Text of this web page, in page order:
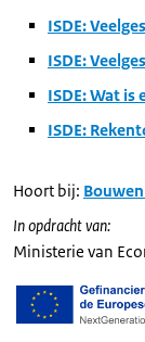
ISDE:
ISDE:
ISDE: Wat is
ISDE:
Hoort bij:
In opdracht van:
Ministerie van